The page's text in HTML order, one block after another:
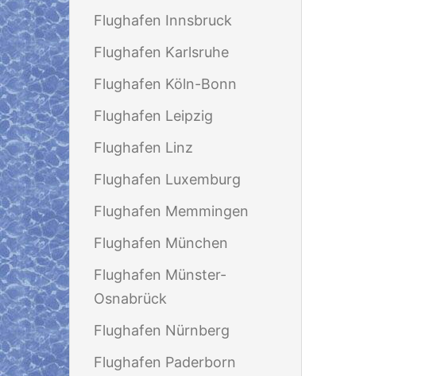
Flughafen Innsbruck
Flughafen Karlsruhe
Flughafen Köln-Bonn
Flughafen Leipzig
Flughafen Linz
Flughafen Luxemburg
Flughafen Memmingen
Flughafen München
Flughafen Münster-
Osnabrück
Flughafen Nürnberg
Flughafen Paderborn